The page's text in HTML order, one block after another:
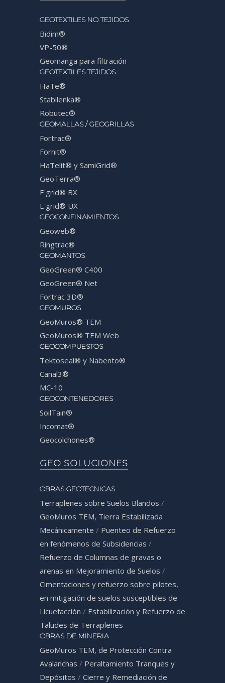
GEOTEXTILES NO TEJIDOS
Bidim®
VP-50®
Geomanga para filtración
GEOTEXTILES TEJIDOS
HaTe®
Stabilenka®
Robutec®
GEOMALLAS / GEOGRILLAS
Fortrac®
Fornit®
HaTelit® y SamiGrid®
GeoTerra®
E'grid® BX
E'grid® UX
GEOCONFINAMIENTOS
Geoweb®
Ringtrac®
GEOMANTOS
GeoGreen® C400
GeoGreen® Net
Fortrac 3D®
GEOMUROS
GeoMuros® TEM
GeoMuros® TEM Web
GEOCOMPUESTOS
Tektoseal® y Nabento®
Canal3®
MC-10
GEOCONTENEDORES
SoilTain®
Incomat®
Geocolchones®
GEO SOLUCIONES
OBRAS GEOTECNICAS
Terraplenes sobre Suelos Blandos /
GeoMuros TEM, Tierra Estabilizada
Mecánicamente / Puenteo de Refuerzo
en fenómenos de Subsidencias /
Refuerzo de Columnas de gravas o
arenas en Mejoramiento de Suelos /
Cimentaciones y refuerzo sobre pilotes,
en mitigación de suelos susceptibles de
Licuefacción / Estabilización y Refuerzo de
Taludes de Terraplenes
OBRAS DE MINERIA
GeoMuros TEM, de Protección Contra
Avalanchas / Peraltamiento Tranques y
Depósitos / Cierre y Remediación de